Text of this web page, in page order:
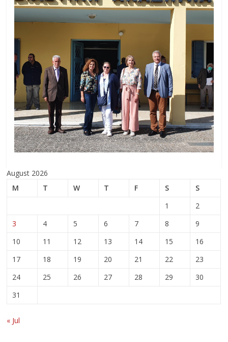
August 2026
M
T W T F S
S
1
2
3
4 5 6 7 8
9
10
11 12 13 14 15
16
17
18 19 20 21 22
23
24
25 26 27 28 29
30
31
« Jul